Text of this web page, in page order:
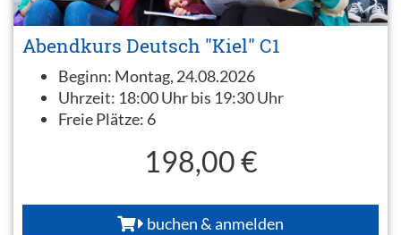
Abendkurs Deutsch "Kiel" C1
Beginn: Montag, 24.08.2026
Uhrzeit: 18:00 Uhr bis 19:30 Uhr
Freie Plätze: 6
198,00 €
buchen & anmelden